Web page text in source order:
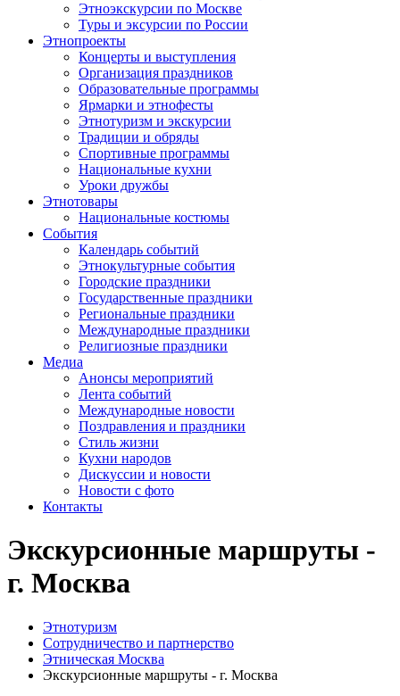
Этноэкскурсии по Москве
Туры и эксурсии по России
Этнопроекты
Концерты и выступления
Организация праздников
Образовательные программы
Ярмарки и этнофесты
Этнотуризм и экскурсии
Традиции и обряды
Спортивные программы
Национальные кухни
Уроки дружбы
Этнотовары
Национальные костюмы
События
Календарь событий
Этнокультурные события
Городские праздники
Государственные праздники
Региональные праздники
Международные праздники
Религиозные праздники
Медиа
Анонсы мероприятий
Лента событий
Международные новости
Поздравления и праздники
Cтиль жизни
Кухни народов
Дискуссии и новости
Новости с фото
Контакты
Экскурсионные маршруты -
г. Москва
Этнотуризм
Сотрудничество и партнерство
Этническая Москва
Экскурсионные маршруты - г. Москва